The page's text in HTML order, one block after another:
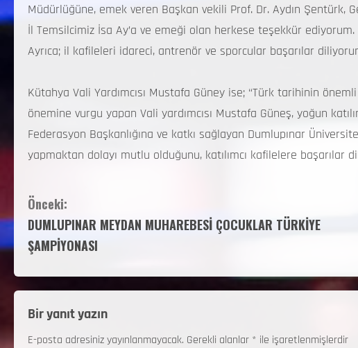
Müdürlüğüne, emek veren Başkan vekili Prof. Dr. Aydın Şentürk,
İl Temsilcimiz İsa Ay’a ve emeği olan herkese teşekkür ediyorum.
Ayrıca; il kafileleri idareci, antrenör ve sporcular başarılar
Kütahya Vali Yardımcısı Mustafa Güney ise; “Türk tarihinin
önemine vurgu yapan Vali yardımcısı Mustafa Güneş, yoğun
Federasyon Başkanlığına ve katkı sağlayan Dumlupınar
yapmaktan dolayı mutlu olduğunu, katılımcı kafilelere başarılar
Önceki:
DUMLUPINAR MEYDAN MUHAREBESİ ÇOCUKLAR TÜRKİYE
ŞAMPİYONASI
Bir yanıt yazın
E-posta adresiniz yayınlanmayacak. Gerekli alanlar * ile işaretlenmişlerdir